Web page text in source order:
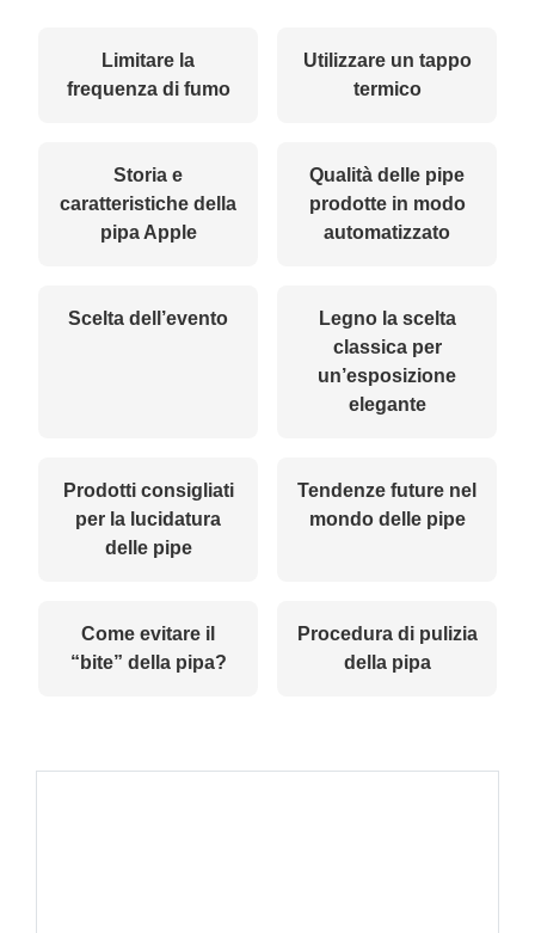
Limitare la
frequenza di fumo
Utilizzare un tappo
termico
Storia e
caratteristiche della
pipa Apple
Qualità delle pipe
prodotte in modo
automatizzato
Scelta dell’evento
Legno la scelta
classica per
un’esposizione
elegante
Prodotti consigliati
per la lucidatura
delle pipe
Tendenze future nel
mondo delle pipe
Come evitare il
“bite” della pipa?
Procedura di pulizia
della pipa